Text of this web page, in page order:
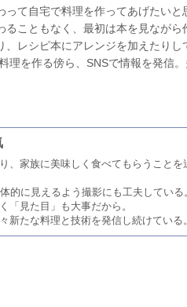
て自宅で料理を作ってあげたいと
ることもなく、最初は本を見ながら
、レシピ本にアレンジを加えたりし
理を作る傍ら、SNSで情報を発信。
、家族に美味しく食べてもらうことを
的に見えるよう撮影にも工夫している
「見た目」も大事だから。
たな料理と技術を発信し続けている。